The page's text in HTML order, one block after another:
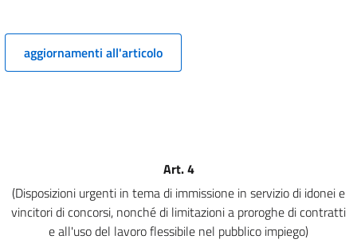
8 bis
9
CAPO IV
11
12
aggiornamenti all'articolo
Art. 4
(Disposizioni urgenti in tema di immissione in servizio di idonei e
vincitori di concorsi, nonché di limitazioni a proroghe di contratti
e all'uso del lavoro flessibile nel pubblico impiego)